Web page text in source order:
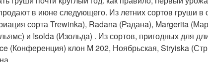
в июне следующего. Из летних сортов груши в
сорта Trеwinka), Radana (Раданa), Margerita
и Isolda (Изольда) . Из сортов, пригодных для
(Конференция) клон М 202, Ноябрьская, Stryiska